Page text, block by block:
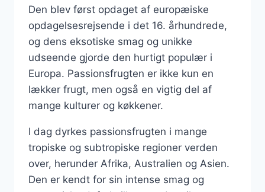
Den blev først opdaget af europæiske
opdagelsesrejsende i det 16. århundrede,
og dens eksotiske smag og unikke
udseende gjorde den hurtigt populær i
Europa. Passionsfrugten er ikke kun en
lækker frugt, men også en vigtig del af
mange kulturer og køkkener.
I dag dyrkes passionsfrugten i mange
tropiske og subtropiske regioner verden
over, herunder Afrika, Australien og Asien.
Den er kendt for sin intense smag og